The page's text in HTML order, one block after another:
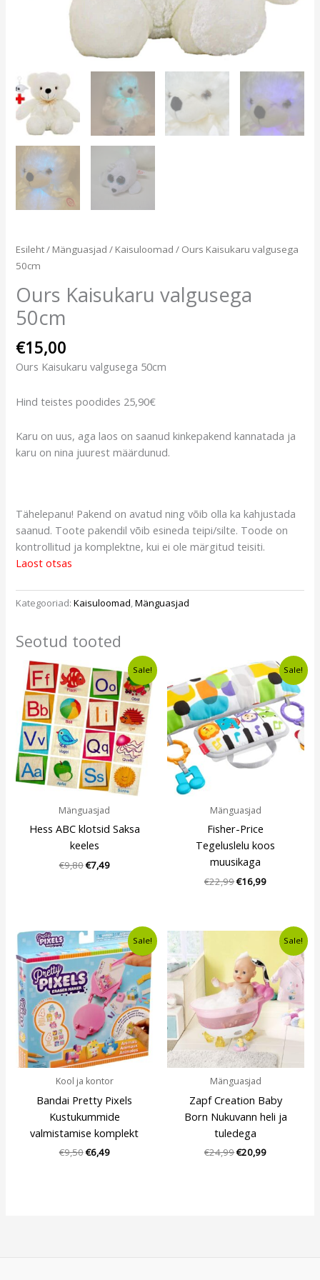
Esileht/ Mänguasjad / Kaisuloomad / Ours Kaisukaru valgusega
50cm
Ours Kaisukaru valgusega
50cm
€15,00
Ours Kaisukaru valgusega 50cm
Hind teistes poodides 25,90€
Karu on uus, aga laos on saanud kinkepakend kannatada ja
karu on nina juurest määrdunud.
Tähelepanu! Pakend on avatud ning võib olla ka kahjustada
saanud. Toote pakendil võib esineda teipi/silte. Toode on
kontrollitud ja komplektne, kui ei ole märgitud teisiti.
Laost otsas
Kategooriad:Kaisuloomad,Mänguasjad
Seotud tooted
Sale!
Mänguasjad
Hess ABC klotsid Saksa
keeles
€9,80
Algne
hind
oli:
€9,80.
€7,49
Current
price
is:
€7,49.
Sale!
Mänguasjad
Fisher-Price
Tegeluslelu koos
muusikaga
€22,99
Algne
hind
oli:
€22,99.
€16,99
Current
price
is:
€16,99.
Sale!
Kool ja kontor
Bandai Pretty Pixels
Kustukummide
valmistamise komplekt
€9,50
Algne
hind
oli:
€9,50.
€6,49
Current
price
is:
€6,49.
Sale!
Mänguasjad
Zapf Creation Baby
Born Nukuvann heli ja
tuledega
€24,99
hind
oli:
€24,99.
€20,99
Current
price
€20,99.